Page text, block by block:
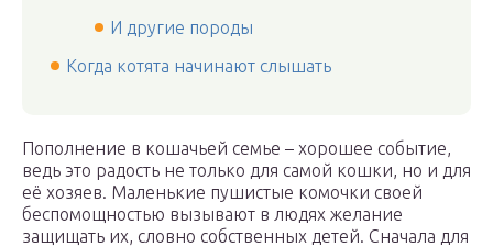
И другие породы
Когда котята начинают слышать
Пополнение в кошачьей семье – хорошее событие,
ведь это радость не только для самой кошки, но и для
её хозяев. Маленькие пушистые комочки своей
беспомощностью вызывают в людях желание
защищать их, словно собственных детей. Сначала для